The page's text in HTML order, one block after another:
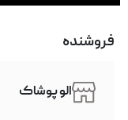
فروشنده
الو پوشاک